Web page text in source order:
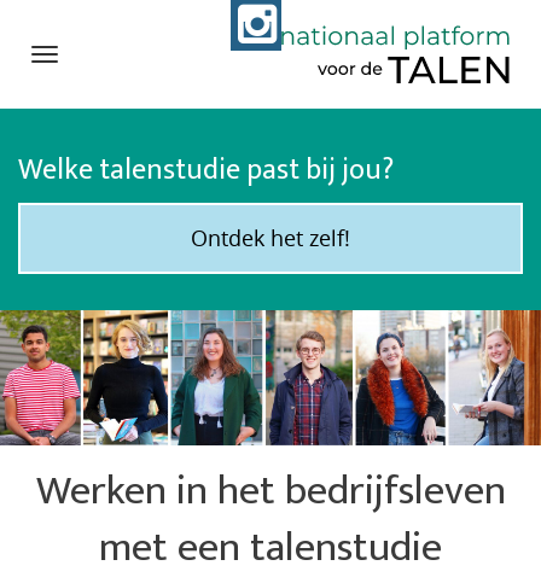
Navigation
naar
het
inhoud
Welke talenstudie past bij jou?
Ontdek het zelf!
Werken in het bedrijfsleven
met een talenstudie